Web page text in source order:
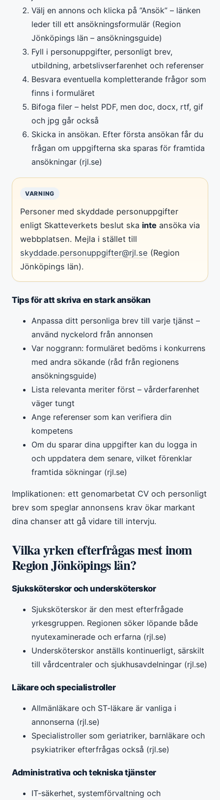
Välj en annons och klicka på ”Ansök” – länken
leder till ett ansökningsformulär (Region
Jönköpings län – ansökningsguide)
Fyll i personuppgifter, personligt brev,
utbildning, arbetslivserfarenhet och referenser
Besvara eventuella kompletterande frågor som
finns i formuläret
Bifoga filer – helst PDF, men doc, docx, rtf, gif
och jpg går också
Skicka in ansökan. Efter första ansökan får du
frågan om uppgifterna ska sparas för framtida
ansökningar (rjl.se)
VARNING
Personer med skyddade personuppgifter
enligt Skatteverkets beslut ska inte ansöka via
webbplatsen. Mejla i stället till
skyddade.personuppgifter@rjl.se (Region
Jönköpings län).
Tips för att skriva en stark ansökan
Anpassa ditt personliga brev till varje tjänst –
använd nyckelord från annonsen
Var noggrann: formuläret bedöms i konkurrens
med andra sökande (råd från regionens
ansökningsguide)
Lista relevanta meriter först – vårderfarenhet
väger tungt
Ange referenser som kan verifiera din
kompetens
Om du sparar dina uppgifter kan du logga in
och uppdatera dem senare, vilket förenklar
framtida sökningar (rjl.se)
Implikationen: ett genomarbetat CV och personligt
brev som speglar annonsens krav ökar markant
dina chanser att gå vidare till intervju.
Vilka yrken efterfrågas mest inom
Region Jönköpings län?
Sjuksköterskor och undersköterskor
Sjuksköterskor är den mest efterfrågade
yrkesgruppen. Regionen söker löpande både
nyutexaminerade och erfarna (rjl.se)
Undersköterskor anställs kontinuerligt, särskilt
till vårdcentraler och sjukhusavdelningar (rjl.se)
Läkare och specialistroller
Allmänläkare och ST-läkare är vanliga i
annonserna (rjl.se)
Specialistroller som geriatriker, barnläkare och
psykiatriker efterfrågas också (rjl.se)
Administrativa och tekniska tjänster
IT-säkerhet, systemförvaltning och